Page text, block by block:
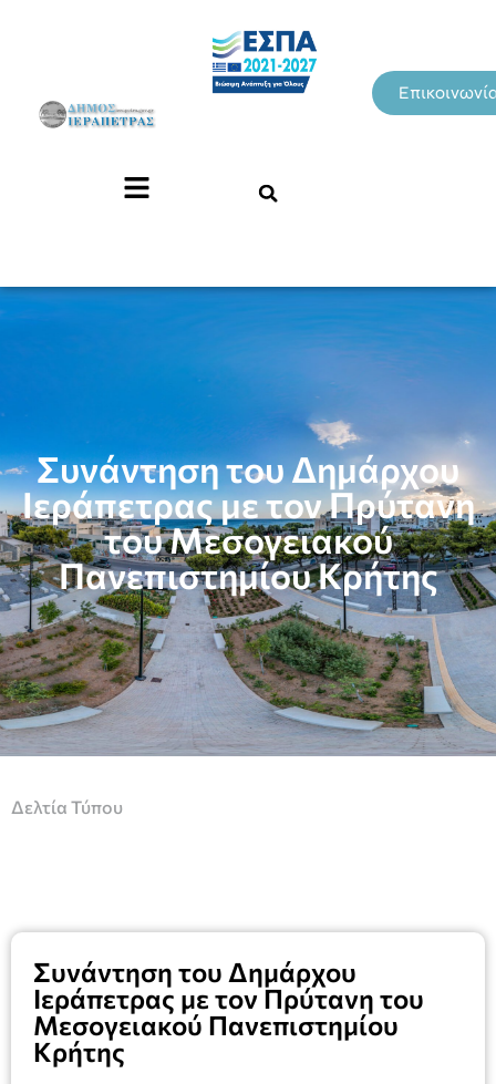
Συνάντηση του Δημάρχου
Ιεράπετρας με τον Πρύτανη
του Μεσογειακού
Πανεπιστημίου Κρήτης
Δελτία Τύπου
Συνάντηση του Δημάρχου
Ιεράπετρας με τον Πρύτανη του
Μεσογειακού Πανεπιστημίου
Κρήτης